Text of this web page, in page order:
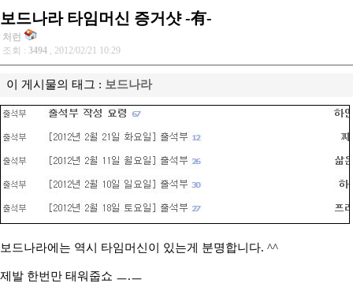
보드나라 타임머신 증거샷 -有-
처런
조회 : 3494 , 2012/02/21 10:29
이 게시물의 태그 : 보드나라
보드나라에는 역시 타임머신이 있는게 분명합니다. ^^
제발 한번만 태워줍쇼 ㅡ.ㅡ